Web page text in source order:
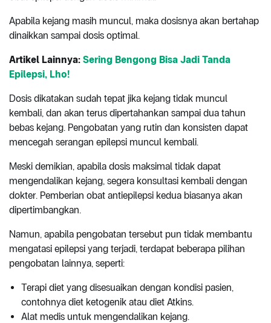
Apabila kejang masih muncul, maka dosisnya akan bertahap
dinaikkan sampai dosis optimal.
Artikel Lainnya: Sering Bengong Bisa Jadi Tanda
Epilepsi, Lho!
Dosis dikatakan sudah tepat jika kejang tidak muncul
kembali, dan akan terus dipertahankan sampai dua tahun
bebas kejang. Pengobatan yang rutin dan konsisten dapat
mencegah serangan epilepsi muncul kembali.
Meski demikian, apabila dosis maksimal tidak dapat
mengendalikan kejang, segera konsultasi kembali dengan
dokter. Pemberian obat antiepilepsi kedua biasanya akan
dipertimbangkan.
Namun, apabila pengobatan tersebut pun tidak membantu
mengatasi epilepsi yang terjadi, terdapat beberapa pilihan
pengobatan lainnya, seperti:
Terapi diet yang disesuaikan dengan kondisi pasien,
contohnya diet ketogenik atau diet Atkins.
Alat medis untuk mengendalikan kejang.